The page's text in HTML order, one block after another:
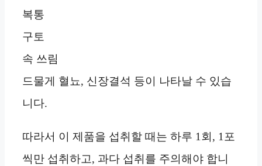
복통
구토
속 쓰림
드물게 혈뇨, 신장결석 등이 나타날 수 있습
니다.
따라서 이 제품을 섭취할 때는 하루 1회, 1포
씩만 섭취하고, 과다 섭취를 주의해야 합니